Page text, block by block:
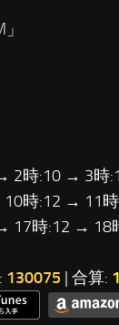
」
2時:10 → 3
時:12 → 11
17時:12 →
130075 | 合算: